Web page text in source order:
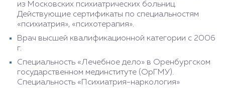
из Московских психиатрических больниц.
Действующие сертификаты по специальностям
«психиатрия», «психотерапия».
Врач высшей квалификационной категории с 2006
г.
Специальность «Лечебное дело» в Оренбургском
государственном мединституте (ОрГМУ).
Специальность «Психиатрия-наркология»